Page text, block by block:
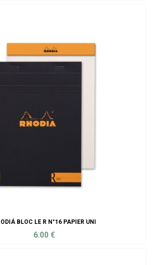
BLOC LE R N°16 PAPIER UNI
6.00 €